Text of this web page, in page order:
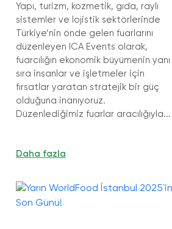
2026 - "Fuarlar Fırsatlar
Yaratır"
Yapı, turizm, kozmetik, gıda, raylı
sistemler ve lojistik sektörlerinde
Türkiye’nin önde gelen fuarlarını
düzenleyen ICA Events olarak,
fuarcılığın ekonomik büyümenin yanı
sıra insanlar ve işletmeler için
fırsatlar yaratan stratejik bir güç
olduğuna inanıyoruz.
Düzenlediğimiz fuarlar aracılığıyla...
Daha fazla